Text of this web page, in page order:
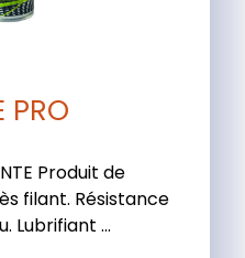
PRO
Produit de
filant. Résistance
Lubrifiant ...